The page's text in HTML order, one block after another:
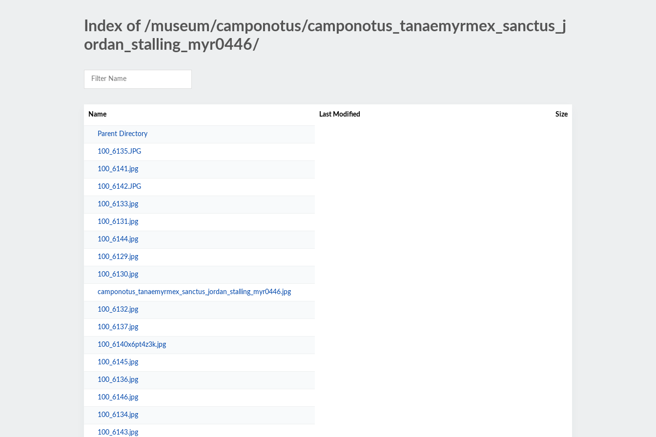
Index of /museum/camponotus/camponotus_tanaemyrmex_sanctus_j
ordan_stalling_myr0446/
Name Last Modified Size
Parent Directory
100_6135.JPG
100_6141.jpg
100_6142.JPG
100_6133.jpg
100_6131.jpg
100_6144.jpg
100_6129.jpg
100_6130.jpg
camponotus_tanaemyrmex_sanctus_jordan_stalling_myr0446.jpg
100_6132.jpg
100_6137.jpg
100_6140x6pt4z3k.jpg
100_6145.jpg
100_6136.jpg
100_6146.jpg
100_6134.jpg
100_6143.jpg